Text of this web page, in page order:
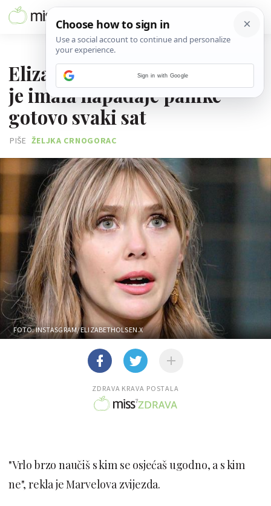
Elizabeth Olsen otkriva zašto
je imala napadaje panike
gotovo svaki sat
PIŠE ŽELJKA CRNOGORAC
FOTO: INSTASGRAM/ ELIZABETHOLSEN.X
ZDRAVA KRAVA POSTALA
"Vrlo brzo naučiš s kim se osjećaš ugodno, a s kim
ne", rekla je Marvelova zvijezda.
Sign in with Google